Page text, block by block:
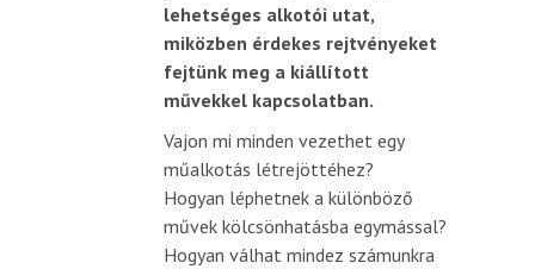
lehetséges alkotói utat,
miközben érdekes rejtvényeket
fejtünk meg a kiállított
művekkel kapcsolatban.
Vajon mi minden vezethet egy
műalkotás létrejöttéhez?
Hogyan léphetnek a különböző
művek kölcsönhatásba egymással?
Hogyan válhat mindez számunkra